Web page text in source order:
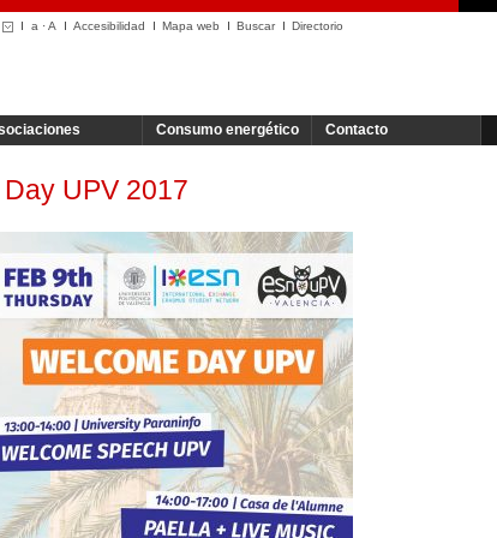
a ·A Accesibilidad Mapa web Buscar Directorio
Consumo energético Contacto
UPV 2017